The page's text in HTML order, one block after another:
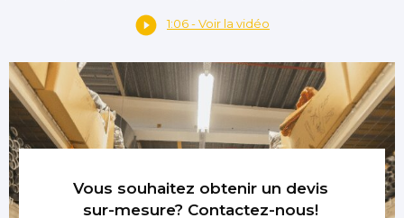
1:06 - Voir la vidéo
Vous souhaitez obtenir un devis
sur-mesure? Contactez-nous!